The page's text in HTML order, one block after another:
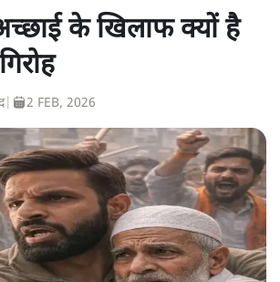
के खिलाफ क्यों है
| 2 FEB, 2026